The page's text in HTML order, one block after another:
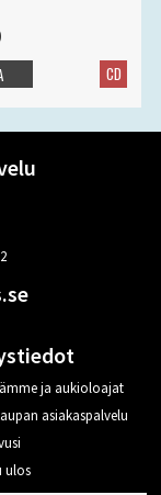
CD
ja aukioloajat
asiakaspalvelu
ulos